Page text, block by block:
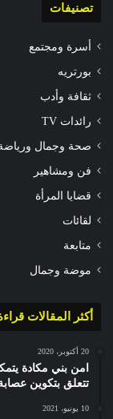
تصنيفات
أسرة ومجتمع
بورتريه
ثقافة وأدب
رائدات TV
صحة وجمال
فن ومشاهير
قضايا المرأة
لقائات
متابعة
موضة وجمال
أكثر المقالات
20 أكتوبر، 2020
امن بني مكادة
تتعلق بتكوين
10 يونيو، 2021